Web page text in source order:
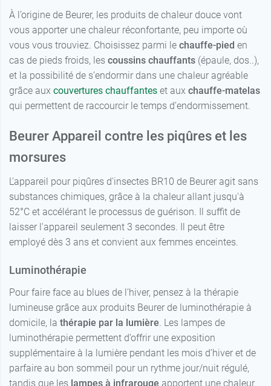
À l’origine de Beurer, les produits de chaleur douce vont
vous apporter une chaleur réconfortante, peu importe où
vous vous trouviez. Choisissez parmi le chauffe-pied en
cas de pieds froids, les coussins chauffants (épaule, dos..),
et la possibilité de s’endormir dans une chaleur agréable
grâce aux couvertures chauffantes et aux chauffe-matelas
qui permettent de raccourcir le temps d’endormissement.
Beurer Appareil contre les piqûres et les
morsures
L'appareil pour piqûres d'insectes BR10 de Beurer agit sans
substances chimiques, grâce à la chaleur allant jusqu'à
52°C et accélérant le processus de guérison. Il suffit de
laisser l'appareil seulement 3 secondes. Il peut être
employé dès 3 ans et convient aux femmes enceintes.
Luminothérapie
Pour faire face au blues de l’hiver, pensez à la thérapie
lumineuse grâce aux produits Beurer de luminothérapie à
domicile, la thérapie par la lumière. Les lampes de
luminothérapie permettent d’offrir une exposition
supplémentaire à la lumière pendant les mois d’hiver et de
parfaire au bon sommeil pour un rythme jour/nuit régulé,
tandis que les lampes à infrarouge apportent une chaleur